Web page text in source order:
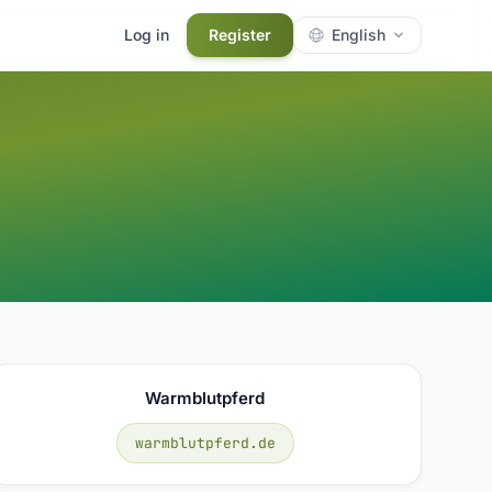
Log in Register English
Warmblutpferd
warmblutpferd.de